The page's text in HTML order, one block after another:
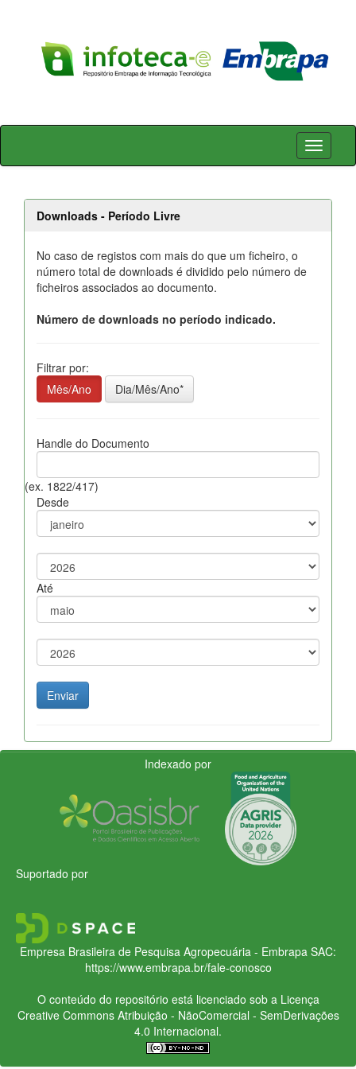
Skip
Downloads - Período Livre
No caso de registos com mais do que um ficheiro, o
número total de downloads é dividido pelo número de
ficheiros associados ao documento.
Número de downloads no período indicado.
Filtrar por:
Mês/Ano
Dia/Mês/Ano*
Handle do Documento
(ex. 1822/417)
Desde
Até
Indexado por
Suportado por
Empresa Brasileira de Pesquisa Agropecuária - Embrapa SAC:
https://www.embrapa.br/fale-conosco
O conteúdo do repositório está licenciado sob a Licença
Creative CommonsAtribuição - NãoComercial - SemDerivações
4.0 Internacional.